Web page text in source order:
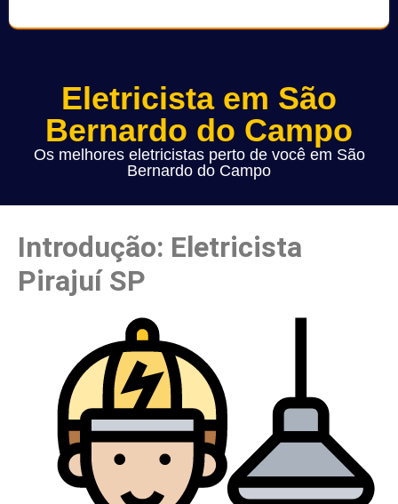
Eletricista em São
Bernardo do Campo
Os melhores eletricistas perto de você em São
Bernardo do Campo
Introdução: Eletricista
Pirajuí SP